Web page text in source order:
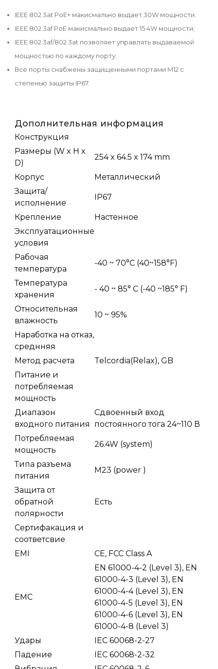
IEEE 802.3at PoE+ макисмально выдает 30W мощности;
IEEE 802.3af PoE макисмально выдает 15.4W мощности;
IEEE 802.3af/802.3at позволяет управлять выдаваемой
мощностью по каждому порту;
Все порты снабжены защищенными портами M12 с
степенью защиты IP67.
Дополнительная информация
Конструкция
Размеры (W x H x
D)
254 x 64.5 x 174 mm
Корпус
Металлический
Защита/
исполнение
IP67
Крепление
Настенное
Эксплуатационные
условия
Рабочая
температура
-40 ~ 70°C (40~158°F)
Температура
хранения
- 40 ~ 85° C (-40 ~185° F)
Относительная
влажность
10 ~ 95%
Наработка на отказ,
среднняя
Метод расчета
Telcordia(Relax), GB
Питание и
потребляемая
мощность
Диапазон
входного питания
Сдвоенный вход
постоянного тога 24~110 В
Потребляемая
мощность
26.4W (system)
Типа разъема
питания
M23 (power )
Защита от
обратной
полярности
Есть
Сертифакация и
соответсвие
EMI
CE, FCC Class A
EMC
EN 61000-4-2 (Level 3), EN
61000-4-3 (Level 3), EN
61000-4-4 (Level 3), EN
61000-4-5 (Level 3), EN
61000-4-6 (Level 3), EN
61000-4-8 (Level 3)
Удары
IEC 60068-2-27
Падение
IEC 60068-2-32